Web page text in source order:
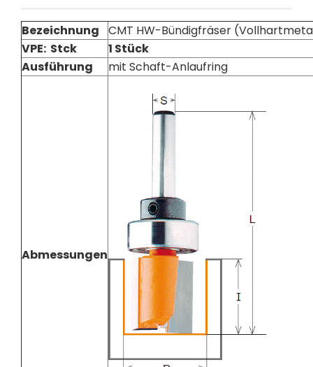
Bezeichnung
CMT HW-Bündigfräser
VPE: Stck
1 Stück
Ausführung
mit Schaft-Anlaufring
Abmessungen